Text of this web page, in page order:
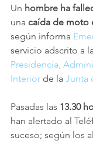
Un hombre ha
una caída de moto
según informa
servicio adscrito a la
Presidencia,
Interior de la Junta
Pasadas las 13.30
han alertado al
suceso; según los